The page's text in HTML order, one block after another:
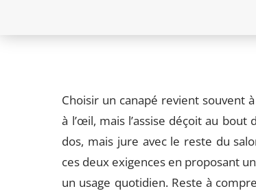
Choisir un canapé revient souvent
à l’œil, mais l’assise déçoit au
dos, mais jure avec le reste du
ces deux exigences en proposant
un usage quotidien. Reste à